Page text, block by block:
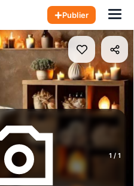
Publier
1/ 1